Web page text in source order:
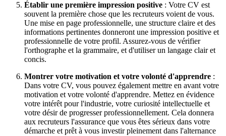
Établir une première impression positive : Votre CV est
souvent la première chose que les recruteurs voient de vous.
Une mise en page professionnelle, une structure claire et des
informations pertinentes donneront une impression positive et
professionnelle de votre profil. Assurez-vous de vérifier
l'orthographe et la grammaire, et d'utiliser un langage clair et
concis.
Montrer votre motivation et votre volonté d'apprendre :
Dans votre CV, vous pouvez également mettre en avant votre
motivation et votre volonté d'apprendre. Mettez en évidence
votre intérêt pour l'industrie, votre curiosité intellectuelle et
votre désir de progresser professionnellement. Cela donnera
aux recruteurs l'assurance que vous êtes sérieux dans votre
démarche et prêt à vous investir pleinement dans l'alternance